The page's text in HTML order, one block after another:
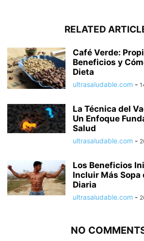
RELATED
Café Verde:
Beneficios y
Dieta
ultrasaludable.com -
La Técnica del
Un Enfoque
Salud
ultrasaludable.com -
Los Beneficios
Incluir Más Sopa
Diaria
ultrasaludable.com -
NO